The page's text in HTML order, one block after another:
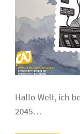
Hallo Welt, ich
2045…